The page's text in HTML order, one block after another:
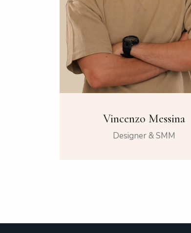
Vincenzo Messina
Designer & SMM